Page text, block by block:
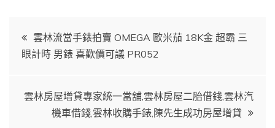
文
章
導
雲林流當手錶拍賣 OMEGA 歐米茄 18K金 超霸 三
眼計時 男錶 喜歡價可議 PR052
雲林房屋增貸專家統一當舖,雲林房屋二胎借錢,雲林汽
機車借錢,雲林收購手錶,陳先生成功房屋增貸